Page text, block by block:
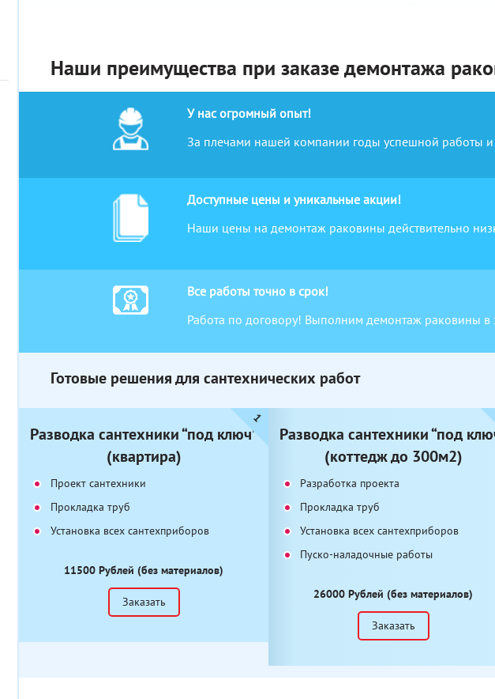
Наши преимущества при заказе демонтажа
У нас огромный опыт!
За плечами нашей компании годы успешной работы и
Доступные цены и уникальные акции!
Наши цены на демонтаж раковины действительно
Все работы точно в срок!
Работа по договору! Выполним демонтаж раковины в
Готовые решения для сантехнических работ
Разводка сантехники “под ключ”
(квартира)
Проект сантехники
Прокладка труб
Установка всех сантехприборов
11500 Рублей (без материалов)
Заказать
Разводка сантехники “под
(коттедж до 300м2)
Разработка проекта
Прокладка труб
Установка всех сантехприборов
Пуско-наладочные работы
26000 Рублей (без материалов)
Заказать